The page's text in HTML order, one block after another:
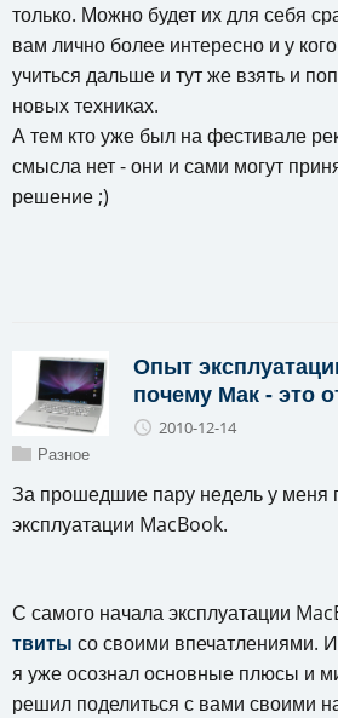
только. Можно будет их для себя
вам лично более интересно и у
учиться дальше и тут же взять и
новых техниках.
А тем кто уже был на фестивале
смысла нет - они и сами могут
решение ;)
Опыт
почему Мак - это
2010-12-14
Разное
За прошедшие пару недель у меня
эксплуатации MacBook.
С самого начала эксплуатации
твиты со своими впечатлениями.
я уже осознал основные плюсы и
решил поделиться с вами своими